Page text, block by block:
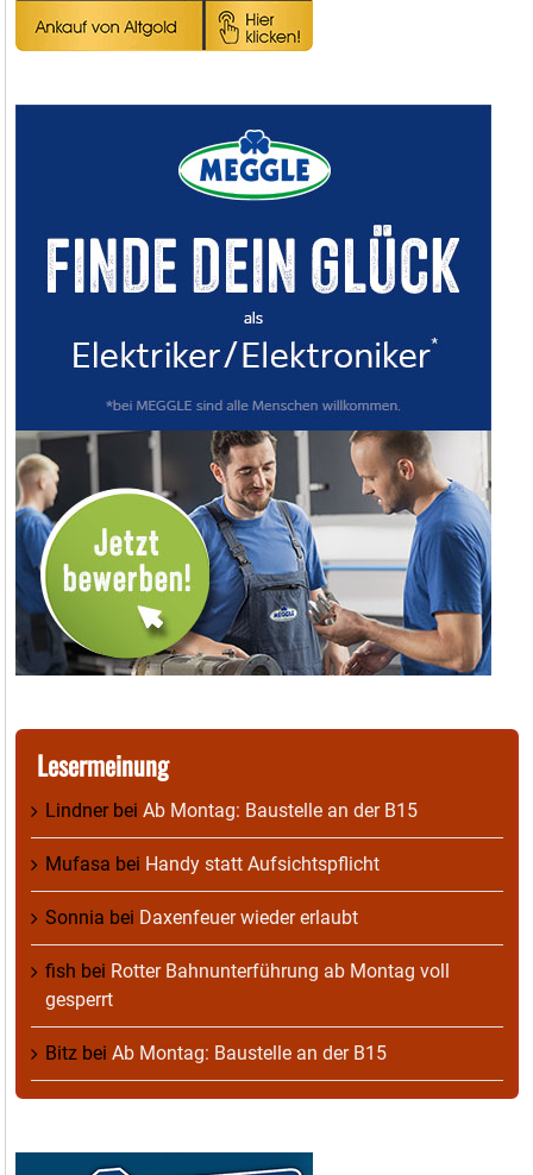
Lesermeinung
Lindnerbei Ab Montag: Baustelle an der B15
Mufasa bei Handy statt Aufsichtspflicht
Sonnia bei Daxenfeuer wieder erlaubt
fish bei Rotter Bahnunterführung ab Montag voll
gesperrt
Bitz bei Ab Montag: Baustelle an der B15